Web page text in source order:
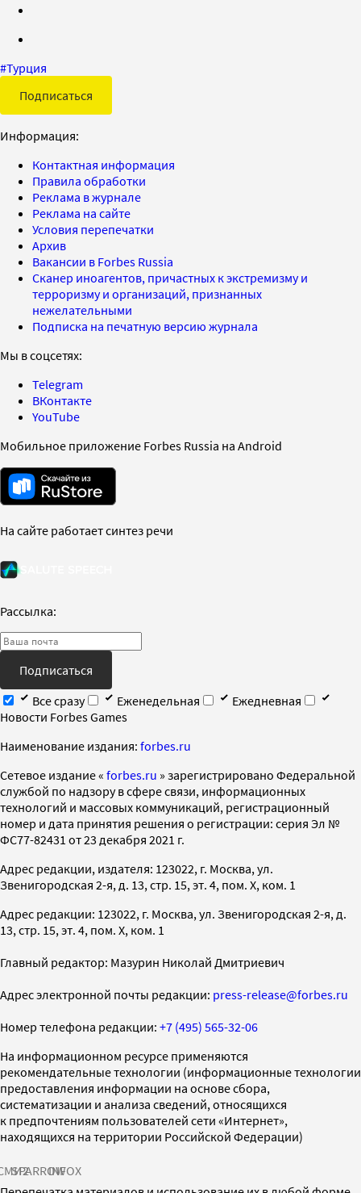
#Турция
Подписаться
Информация:
Контактная информация
Правила обработки
Реклама в журнале
Реклама на сайте
Условия перепечатки
Архив
Вакансии в Forbes Russia
Сканер иноагентов, причастных к экстремизму и
терроризму и организаций, признанных
нежелательными
Подписка на печатную версию журнала
Мы в соцсетях:
Telegram
ВКонтакте
YouTube
Мобильное приложение Forbes Russia на Android
На сайте работает синтез речи
Рассылка:
Подписаться
Все сразу
Еженедельная
Ежедневная
Новости Forbes Games
Наименование издания: forbes.ru
Cетевое издание « forbes.ru » зарегистрировано Федеральной
службой по надзору в сфере связи, информационных
технологий и массовых коммуникаций, регистрационный
номер и дата принятия решения о регистрации: серия Эл №
ФС77-82431 от 23 декабря 2021 г.
Адрес редакции, издателя: 123022, г. Москва, ул.
Звенигородская 2-я, д. 13, стр. 15, эт. 4, пом. X, ком. 1
Адрес редакции: 123022, г. Москва, ул. Звенигородская 2-я, д.
13, стр. 15, эт. 4, пом. X, ком. 1
Главный редактор: Мазурин Николай Дмитриевич
Адрес электронной почты редакции: press-release@forbes.ru
Номер телефона редакции: +7 (495) 565-32-06
На информационном ресурсе применяются
рекомендательные технологии (информационные технологии
предоставления информации на основе сбора,
систематизации и анализа сведений, относящихся
к предпочтениям пользователей сети «Интернет»,
находящихся на территории Российской Федерации)
SPARROWINFOX